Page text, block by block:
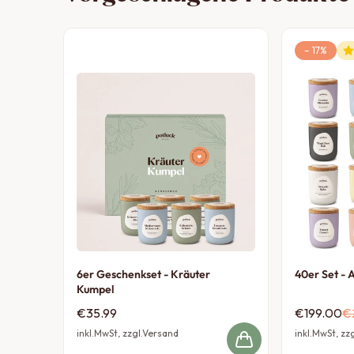
6er Geschenkset - Kräuter
Kumpel
€35.99
inkl.MwSt, zzgl.Versand
– 17%
40er Set -
€199.00
inkl.MwSt,